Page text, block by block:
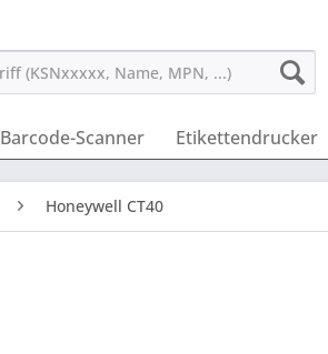
Barcode-Scanner Etikettendrucker
Honeywell CT40